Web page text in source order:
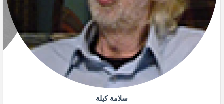
سلامة كيلة